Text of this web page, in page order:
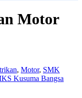
Motor
, Motor, SMK
Kusuma Bangsa